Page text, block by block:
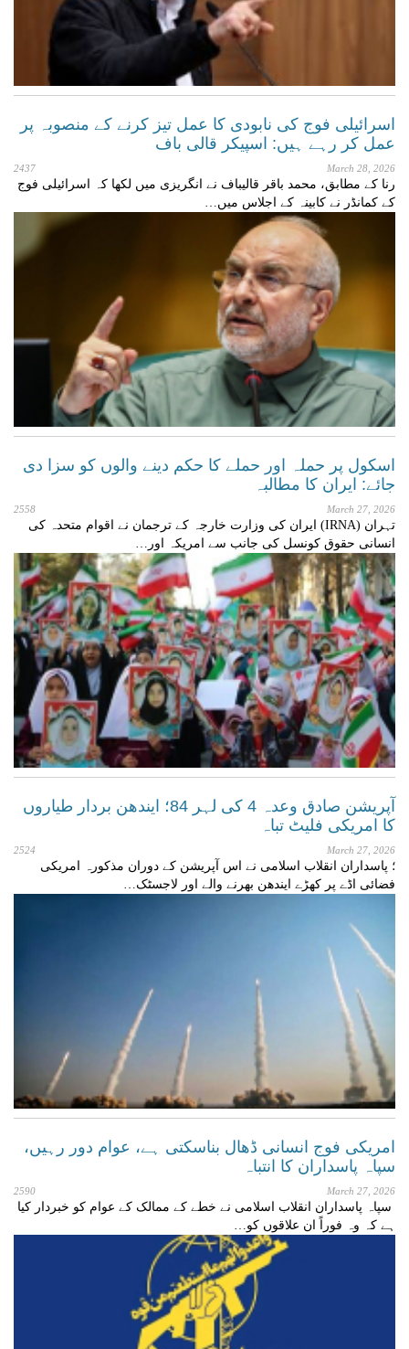
اسرائیلی فوج کی نابودی کا عمل تیز کرنے کے منصوبہ پر
عمل کر رہے ہیں: اسپیکر قالی باف
March 28, 2026
2437
رنا کے مطابق، محمد باقر قالیباف نے انگریزی میں لکھا کہ اسرائیلی فوج
کے کمانڈر نے کابینہ کے اجلاس میں…
اسکول پر حملہ اور حملے کا حکم دینے والوں کو سزا دی
جائے: ایران کا مطالبہ
March 27, 2026
2558
تہران (IRNA) ایران کی وزارت خارجہ کے ترجمان نے اقوام متحدہ کی
انسانی حقوق کونسل کی جانب سے امریکہ اور…
آپریشن صادق وعدہ 4 کی لہر 84؛ ایندھن بردار طیاروں
کا امریکی فلیٹ تباہ
March 27, 2026
2524
؛ پاسداران انقلاب اسلامی نے اس آپریشن کے دوران مذکورہ امریکی
فضائی اڈے پر کھڑے ایندھن بھرنے والے اور لاجسٹک…
امریکی فوج انسانی ڈھال بناسکتی ہے، عوام دور رہیں،
سپاہ پاسداران کا انتباہ
March 27, 2026
2590
سپاہ پاسداران انقلاب اسلامی نے خطے کے ممالک کے عوام کو خبردار کیا
ہے کہ وہ فوراً ان علاقوں کو…